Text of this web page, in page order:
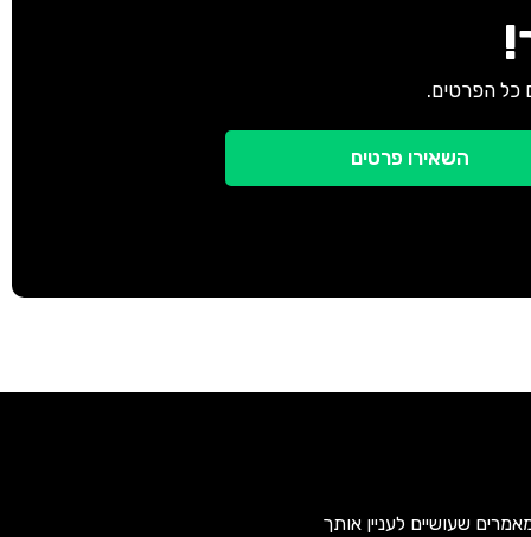
כל הפרטים.
השאירו פרטים
שעושיים לעניין אותך